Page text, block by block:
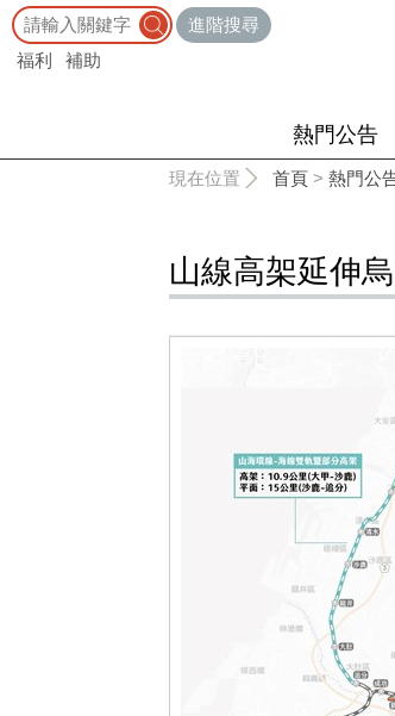
進階搜尋
福利
補助
熱門公告
現在位置 首頁 > 熱門公
山線高架延伸